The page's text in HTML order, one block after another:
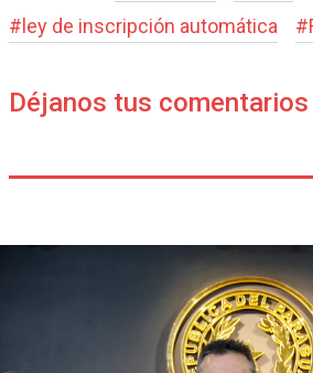
# ley de inscripción automática #
Déjanos tus comentarios